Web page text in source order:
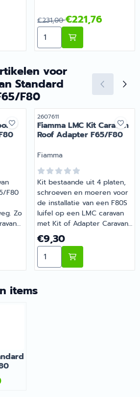
Hobby Excellent Kit F65/
Van 231,00 voor 221,76
€231,00€221,76
Aantal kiezen voor
voor
Standard
F80
F80
Zo
,
Caravan Roof Adapter 400
Artikelnummer
2607611
Fiamma LMC Kit Caravan
Roof Adapter F65/F80
Merk:
Fiamma
Kit bestaande uit 4 platen,
schroeven en moeren voor
de installatie van een F80S
luifel op een LMC caravan
met Kit of Adapter Caravan
Roof. | Fiamma LMC Kit
Caravan Roof Adapter
F65/F80 | Artikelnummer
2607611
Prijs: 9,30
€9,30
Aantal kiezen voor
items